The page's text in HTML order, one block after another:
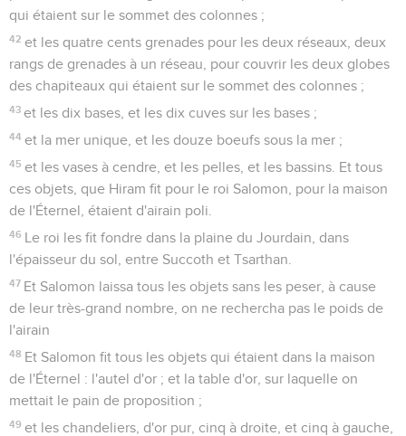
qui étaient sur le sommet des colonnes ;
42 et les quatre cents grenades pour les deux réseaux, deux
rangs de grenades à un réseau, pour couvrir les deux globes
des chapiteaux qui étaient sur le sommet des colonnes ;
43 et les dix bases, et les dix cuves sur les bases ;
44 et la mer unique, et les douze boeufs sous la mer ;
45 et les vases à cendre, et les pelles, et les bassins. Et tous
ces objets, que Hiram fit pour le roi Salomon, pour la maison
de l'Éternel, étaient d'airain poli.
46 Le roi les fit fondre dans la plaine du Jourdain, dans
l'épaisseur du sol, entre Succoth et Tsarthan.
47 Et Salomon laissa tous les objets sans les peser, à cause
de leur très-grand nombre, on ne rechercha pas le poids de
l'airain
48 Et Salomon fit tous les objets qui étaient dans la maison
de l'Éternel : l'autel d'or ; et la table d'or, sur laquelle on
mettait le pain de proposition ;
49 et les chandeliers, d'or pur, cinq à droite, et cinq à gauche,